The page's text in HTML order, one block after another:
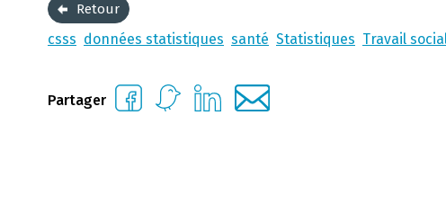
Retour
csss données statistiques santé Statistiques Travail
Partager